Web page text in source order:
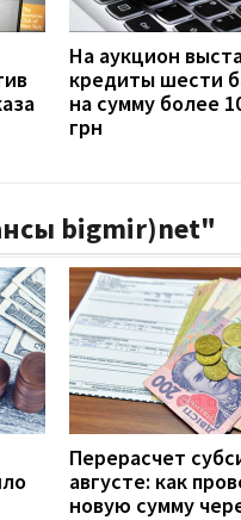
На аукцион
кредиты шести
на сумму более
грн
bigmir)net"
Перерасчет
августе: как
новую сумму